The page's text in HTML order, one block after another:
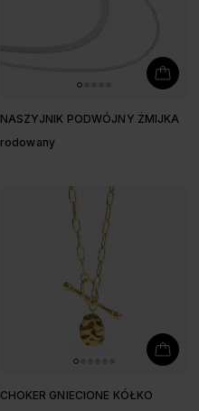
NASZYJNIK PODWÓJNY ŻMIJKA
rodowany
CHOKER GNIECIONE KÓŁKO